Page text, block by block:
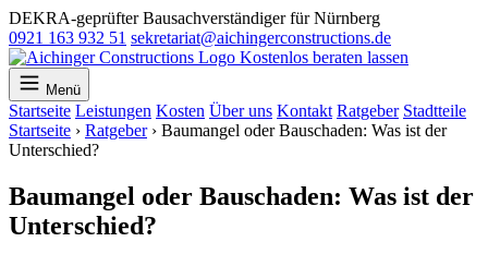
DEKRA-geprüfter Bausachverständiger für Nürnberg
0921 163 932 51 sekretariat@aichingerconstructions.de
Kostenlos beraten lassen
Menü
Startseite Leistungen Kosten Über uns Kontakt Ratgeber Stadtteile
Startseite › Ratgeber › Baumangel oder Bauschaden: Was ist der
Unterschied?
Baumangel oder Bauschaden: Was ist der
Unterschied?